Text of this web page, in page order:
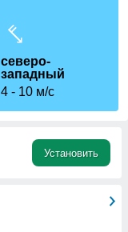
северо-
западный
4
10 м/с
Установить